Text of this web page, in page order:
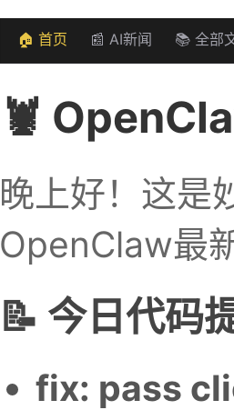
🏠 首页 📰 AI新闻 📚 全部
🦞
晚上好！这是
OpenClaw最
📝 今日代码
fix: pass